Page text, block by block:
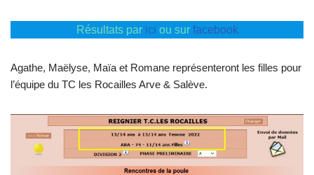
Résultats par ici ou sur facebook
Agathe, Maëlyse, Maïa et Romane représenteront les filles pour
l’équipe du TC les Rocailles Arve & Salève.